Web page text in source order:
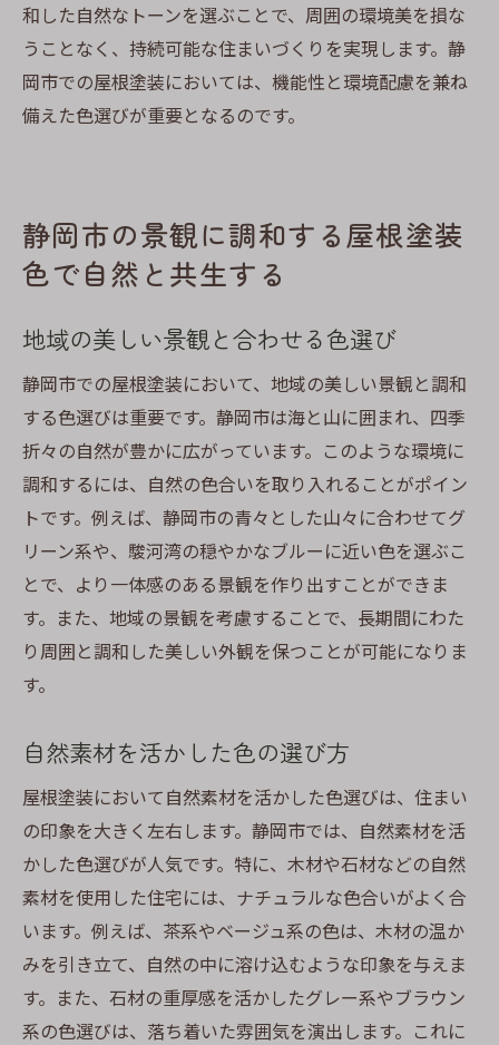
和した自然なトーンを選ぶことで、周囲の環境美を損な
うことなく、持続可能な住まいづくりを実現します。静
岡市での屋根塗装においては、機能性と環境配慮を兼ね
備えた色選びが重要となるのです。
静岡市の景観に調和する屋根塗装
色で自然と共生する
地域の美しい景観と合わせる色選び
静岡市での屋根塗装において、地域の美しい景観と調和
する色選びは重要です。静岡市は海と山に囲まれ、四季
折々の自然が豊かに広がっています。このような環境に
調和するには、自然の色合いを取り入れることがポイン
トです。例えば、静岡市の青々とした山々に合わせてグ
リーン系や、駿河湾の穏やかなブルーに近い色を選ぶこ
とで、より一体感のある景観を作り出すことができま
す。また、地域の景観を考慮することで、長期間にわた
り周囲と調和した美しい外観を保つことが可能になりま
す。
自然素材を活かした色の選び方
屋根塗装において自然素材を活かした色選びは、住まい
の印象を大きく左右します。静岡市では、自然素材を活
かした色選びが人気です。特に、木材や石材などの自然
素材を使用した住宅には、ナチュラルな色合いがよく合
います。例えば、茶系やベージュ系の色は、木材の温か
みを引き立て、自然の中に溶け込むような印象を与えま
す。また、石材の重厚感を活かしたグレー系やブラウン
系の色選びは、落ち着いた雰囲気を演出します。これに